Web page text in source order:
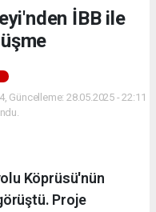
İBB ile
Güncelleme: 28.05.2025 - 22:11
Köprüsü'nün
Proje